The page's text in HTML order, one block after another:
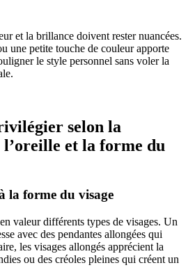
et la brillance doivent rester nuancées.
une petite touche de couleur apporte
le style personnel sans voler la
selon la
et la forme du
la forme du visage
valeur différents types de visages. Un
avec des pendantes allongées qui
les visages allongés apprécient la
ou des créoles pleines qui créent un